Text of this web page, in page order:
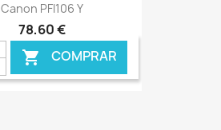
Canon PFI106 Y
78,60 €
 COMPRAR